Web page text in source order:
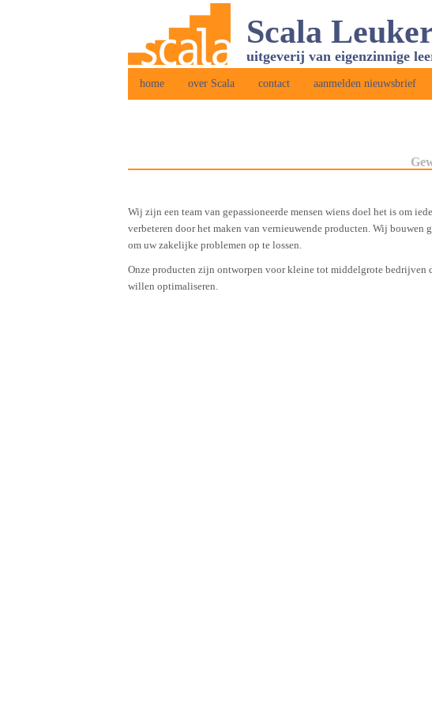
Scala
uitgeverij van eigenzinnige
home over Scala contact aanmelden nieuwsbrief
Wij zijn een team van gepassioneerde mensen wiens doel het is om
verbeteren door het maken van vernieuwende producten. Wij bouwen
om uw zakelijke problemen op te lossen.
Onze producten zijn ontworpen voor kleine tot middelgrote bedrijven
willen optimaliseren.